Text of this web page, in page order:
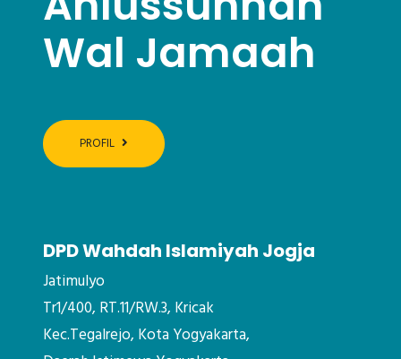
Wal Jamaah
PROFIL
DPD Wahdah Islamiyah Jogja
Jatimulyo
Tr1/400, RT.11/RW.3, Kricak
Kec.Tegalrejo, Kota Yogyakarta,